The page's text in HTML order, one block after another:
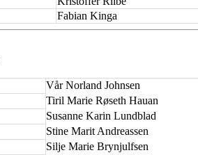
Fabian Kinga
Vår Norland Johnsen
Tiril Marie Røseth Hauan
Susanne Karin Lundblad
Stine Marit Andreassen
Silje Marie Brynjulfsen